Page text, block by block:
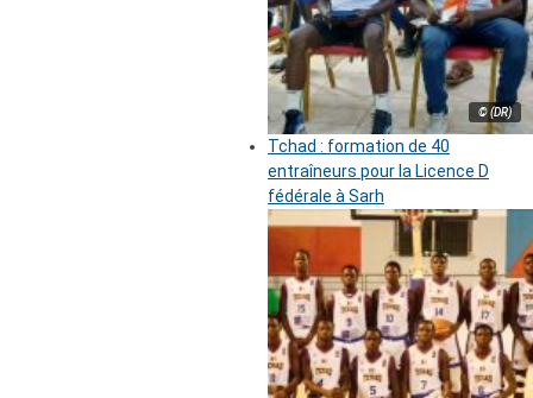
© (DR)
Tchad : formation de 40
entraîneurs pour la Licence D
fédérale à Sarh